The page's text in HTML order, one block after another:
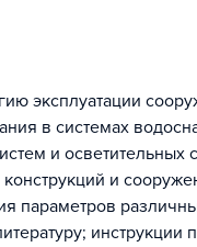
эксплуатации
в системах
и осветительных
и
параметров
инструкции